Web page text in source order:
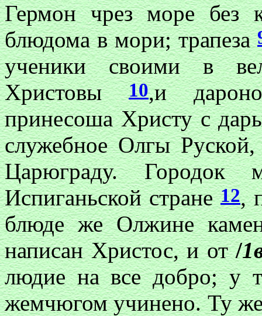
Гермон чрез море без
блюдома в мори; трапеза
ученики своими в
Христовы10,и
принесоша Христу с
служебное Олгы
Царюграду.
Испиганьской стране12,
блюде же Олжине
написан Христос, и от/
людие на все добро; у
жемчюгом учинено. Ту же